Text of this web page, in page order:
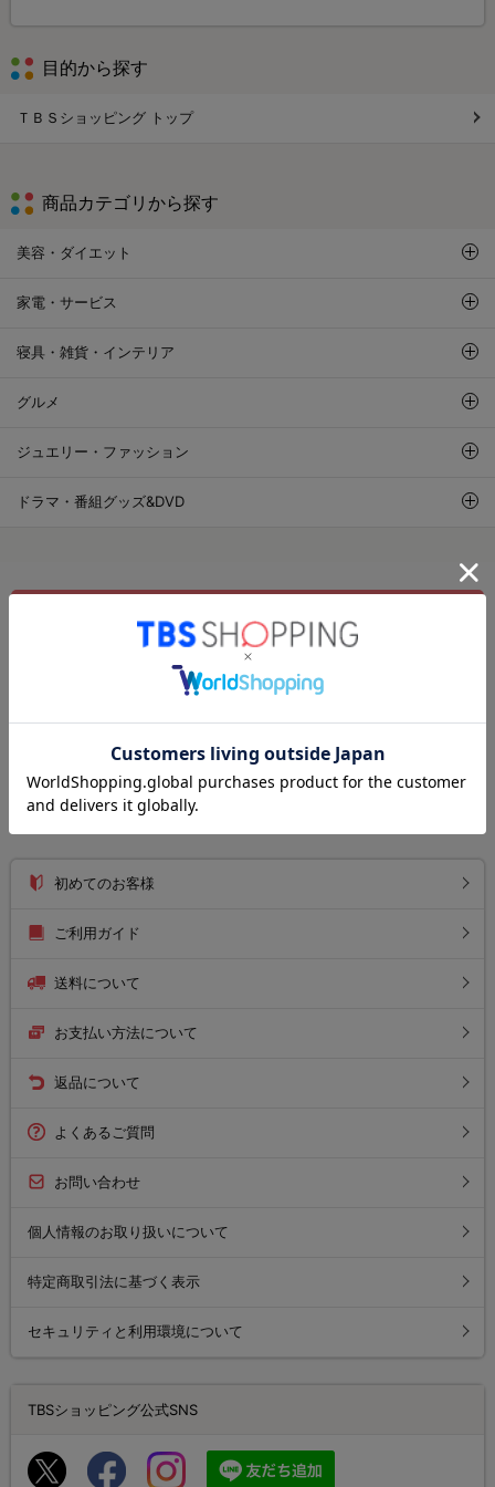
目的から探す
ＴＢＳショッピング トップ
商品カテゴリから探す
美容・ダイエット
家電・サービス
寝具・雑貨・インテリア
グルメ
ジュエリー・ファッション
ドラマ・番組グッズ&DVD
新規会員・メルマガ登録
ログイン
お気に入りリスト
お知らせ
初めてのお客様
ご利用ガイド
送料について
お支払い方法について
返品について
よくあるご質問
お問い合わせ
個人情報のお取り扱いについて
特定商取引法に基づく表示
セキュリティと利用環境について
TBSショッピング公式SNS